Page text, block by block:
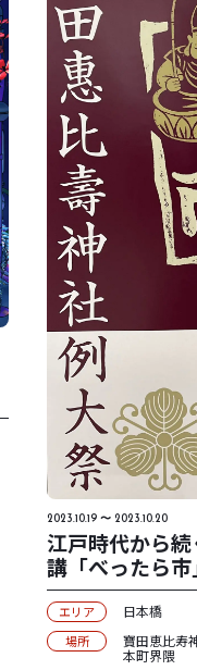
2023.10.19 〜 2023.10.20
江戸時代から
講「べったら
エリア 日本橋
場所
寶田恵比寿
本町界隈